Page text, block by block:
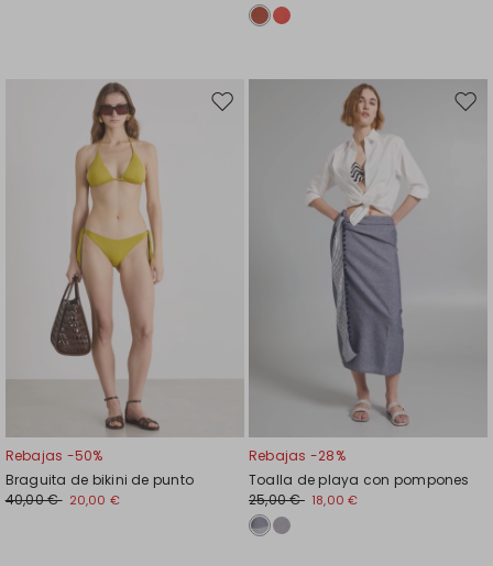
Mover
Rebajas -50%
Braguita de bikini de punto
40,00 € 20,00 €
Rebajas -28%
Toalla de playa con pompones
25,00 € 18,00 €